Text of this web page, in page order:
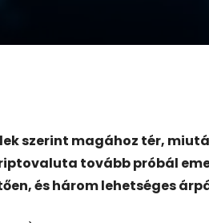
szerint magához tér,
tovább próbál
és három lehetséges